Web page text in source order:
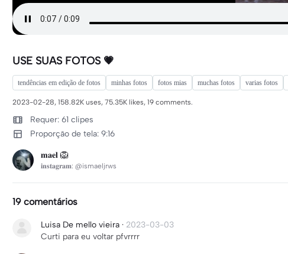
USE SUAS FOTOS 💗
tendências em edição de fotos minhas fotos fotos mias muchas fotos varias fotos
2023-02-28, 158.82K uses, 75.35K likes, 19 comments.
Requer: 61 clipes
Proporção de tela: 9:16
𝐦𝐚𝐞𝐥 🦁
𝐢𝐧𝐬𝐭𝐚𝐠𝐫𝐚𝐦: @ismaeljrws
19 comentários
Luisa De mello vieira · 2023-03-03
Curti para eu voltar pfvrrrr